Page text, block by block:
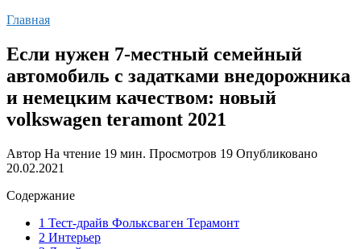
Главная
Если нужен 7-местный семейный
автомобиль с задатками внедорожника
и немецким качеством: новый
volkswagen teramont 2021
Автор На чтение 19 мин. Просмотров 19 Опубликовано
20.02.2021
Содержание
1 Тест-драйв Фольксваген Терамонт
2 Интерьер